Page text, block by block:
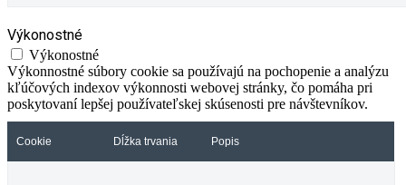
Výkonostné
Výkonostné
Výkonnostné súbory cookie sa používajú na pochopenie a analýzu
kľúčových indexov výkonnosti webovej stránky, čo pomáha pri
poskytovaní lepšej používateľskej skúsenosti pre návštevníkov.
Cookie Dĺžka trvania Popis